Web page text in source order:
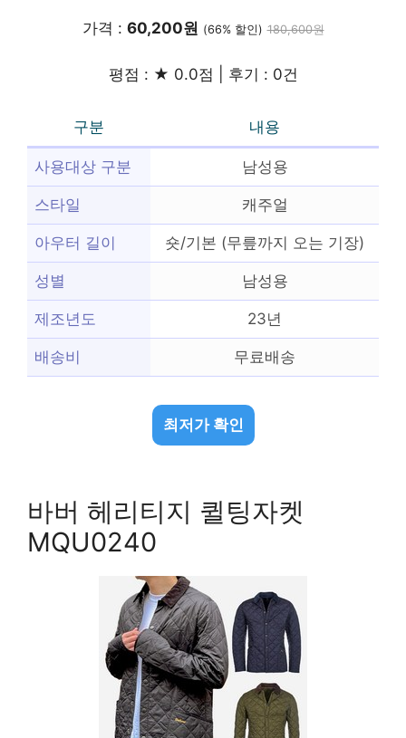
가격 : 60,200원 (66% 할인) 180,600원
평점 : ★ 0.0점 | 후기 : 0건
구분 내용
사용대상 구분 남성용
스타일 캐주얼
아우터 길이 숏/기본 (무릎까지 오는 기장)
성별 남성용
제조년도 23년
배송비 무료배송
최저가 확인
바버 헤리티지 퀼팅자켓
MQU0240